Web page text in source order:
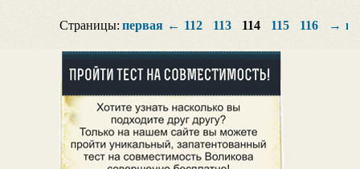
Страницы: первая ← 112 113 114 115 116 →